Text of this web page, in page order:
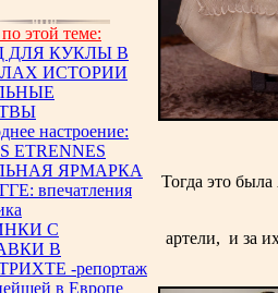
этой теме:
ДЛЯ КУКЛЫ В
ИСТОРИИ
настроение:
ETRENNES
ЯРМАРКА
впечатления
С
В
-репортаж
в Европе
Тогда это
артели, и за